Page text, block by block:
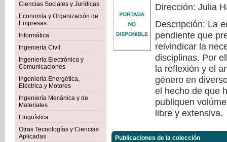
Ciencias Sociales y Jurídicas
Economía y Organización de
Empresas
Informática
Ingeniería Civil
Ingeniería Electrónica y
Comunicaciones
Ingeniería Energética,
Eléctrica y Motores
Ingeniería Mecánica y de
Materiales
Lingüística
Otras Tecnologías y Ciencias
Aplicadas
Dirección: Julia
Descripción: La
pendiente que
reivindicar la
disciplinas. Por
la reflexión y el
género en
el hecho de que
publiquen
libre y extensiva.
Publicaciones de la colección